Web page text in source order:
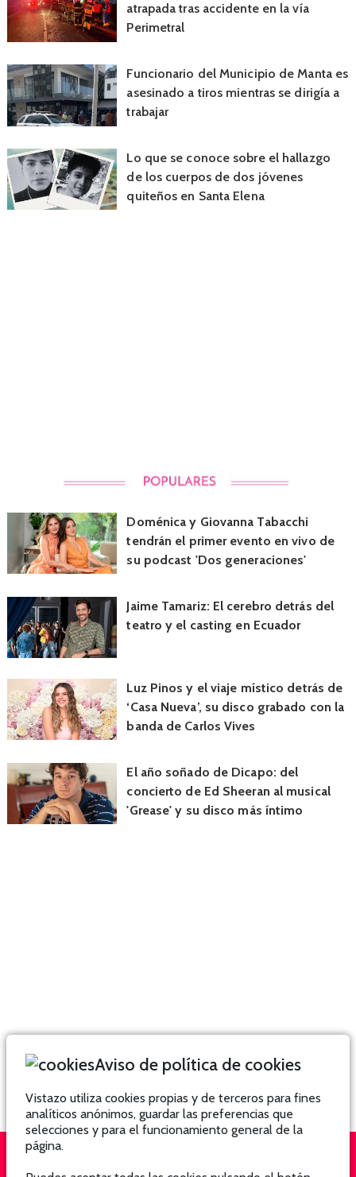
atrapada tras accidente en la vía
Perimetral
Funcionario del Municipio de Manta es
asesinado a tiros mientras se dirigía a
trabajar
Lo que se conoce sobre el hallazgo
de los cuerpos de dos jóvenes
quiteños en Santa Elena
Doménica y Giovanna Tabacchi
tendrán el primer evento en vivo de
su podcast 'Dos generaciones'
Jaime Tamariz: El cerebro detrás del
teatro y el casting en Ecuador
Luz Pinos y el viaje místico detrás de
‘Casa Nueva’, su disco grabado con la
banda de Carlos Vives
El año soñado de Dicapo: del
concierto de Ed Sheeran al musical
'Grease' y su disco más íntimo
Aviso de política de cookies
Vistazo utiliza cookies propias y de terceros para fines
analíticos anónimos, guardar las preferencias que
selecciones y para el funcionamiento general de la
página.